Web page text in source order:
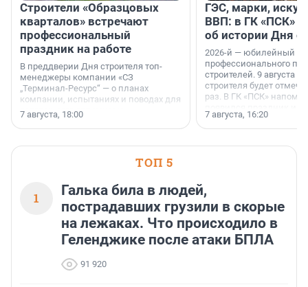
Строители «Образцовых
кварталов» встречают
профессиональный
праздник на работе
В преддверии Дня строителя топ-
менеджеры компании «СЗ
„Терминал-Ресурс“ — о планах
компании, испытаниях и поводах для
осторожного оптимизма.
7 августа, 18:00
ГЭС, марки,
ВВП: в ГК «ПСК»
об истории Дня
2026-й — юбилейный
профессионального
строителей. 9 августа
строителя будет
раз. В ГК «ПСК»
поменялась роль
7 августа, 16:20
ТОП 5
1
Галька била в людей,
пострадавших грузили в скорые
на лежаках. Что происходило в
Геленджике после атаки БПЛА
91 920